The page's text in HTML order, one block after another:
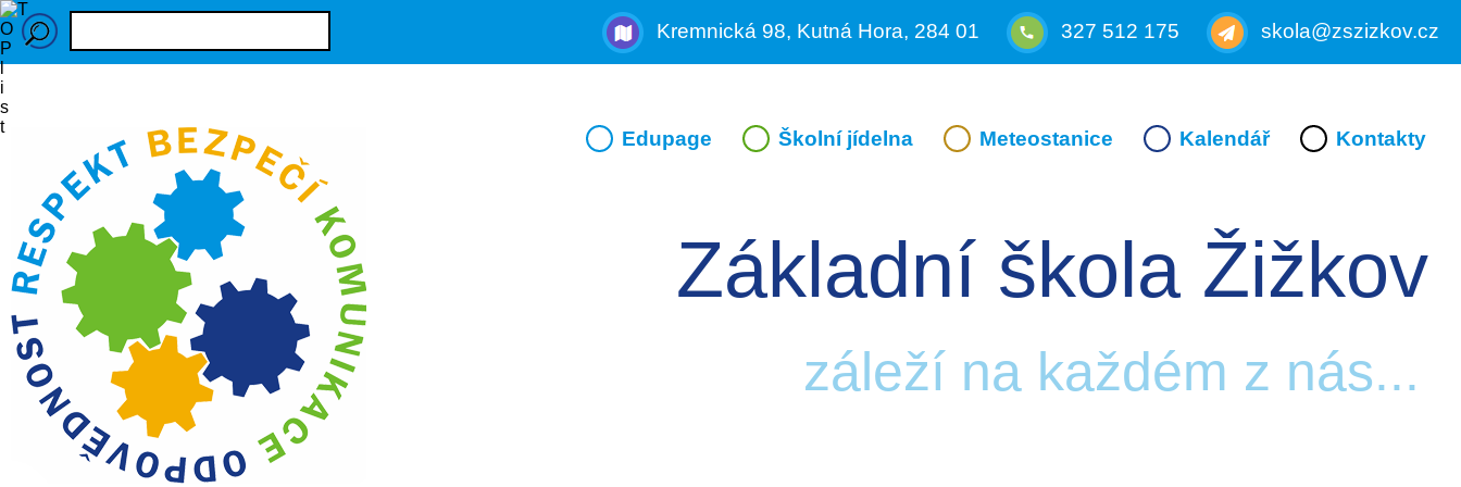
Kremnická 98, Kutná Hora, 284 01 327 512 175 skola@zszizkov.cz
Edupage Školní jídelna Meteostanice Kalendář Kontakty
Základní škola Žižkov
záleží na každém z nás...